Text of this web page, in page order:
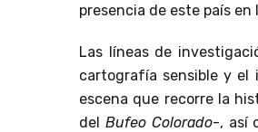
presencia de este país
Las líneas de
cartografía sensible y el
escena que recorre la
del Bufeo Colorado-, así